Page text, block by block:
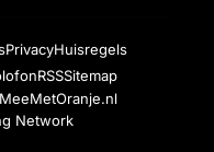
PrivacyHuisregels
RSSSitemap
MeeMetOranje.nl
Network